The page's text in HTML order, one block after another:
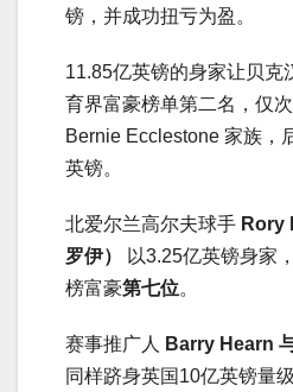
镑，并成功扭亏为盈。
11.85亿英镑的身家让贝克
育界富豪榜单第二名，仅
Bernie Ecclestone 家族，
英镑。
北爱尔兰高尔夫球手 Rory
罗伊）
以3.25亿英镑身家
榜富豪第七位。
赛事推广人
Barry Hearn
同样跻身英国10亿英镑量